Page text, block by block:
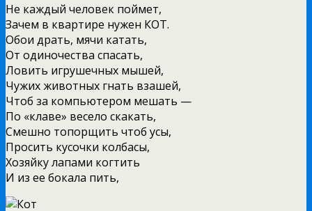
Не каждый человек поймет,
Зачем в квартире нужен КОТ.
Обои драть, мячи катать,
От одиночества спасать,
Ловить игрушечных мышей,
Чужих животных гнать взашей,
Чтоб за компьютером мешать —
По «клаве» весело скакать,
Смешно топорщить чтоб усы,
Просить кусочки колбасы,
Хозяйку лапами когтить
И из ее бокала пить,